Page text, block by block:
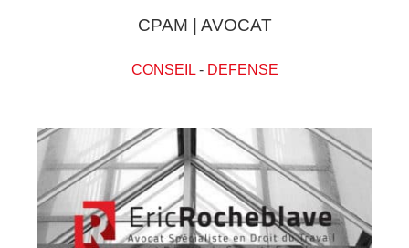
CPAM | AVOCAT
CONSEIL- DEFENSE